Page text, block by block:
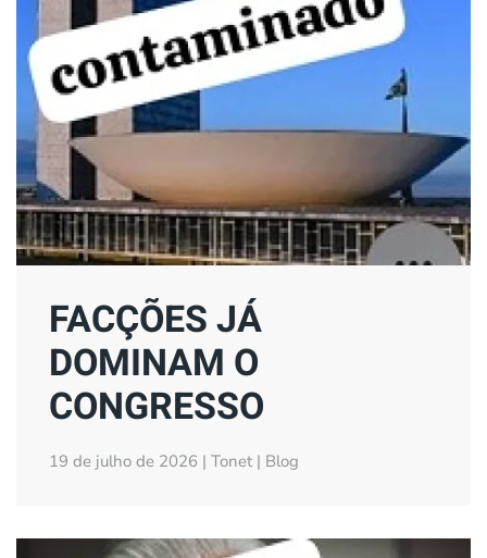
FACÇÕES JÁ
DOMINAM O
CONGRESSO
19 de julho de 2026 | Tonet | Blog